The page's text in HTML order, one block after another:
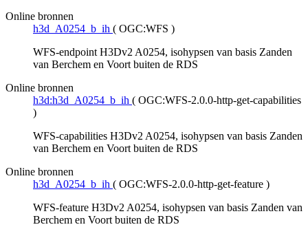
Online bronnen
h3d_A0254_b_ih ( OGC:WFS )
WFS-endpoint H3Dv2 A0254, isohypsen van basis Zanden
van Berchem en Voort buiten de RDS
Online bronnen
h3d:h3d_A0254_b_ih ( OGC:WFS-2.0.0-http-get-capabilities
)
WFS-capabilities H3Dv2 A0254, isohypsen van basis Zanden
van Berchem en Voort buiten de RDS
Online bronnen
h3d_A0254_b_ih ( OGC:WFS-2.0.0-http-get-feature )
WFS-feature H3Dv2 A0254, isohypsen van basis Zanden van
Berchem en Voort buiten de RDS